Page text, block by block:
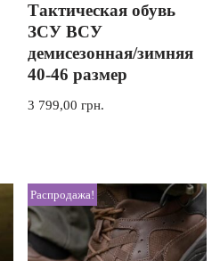
Тактическая обувь
ЗСУ ВСУ
демисезонная/зимняя
40-46 размер
3 799,00грн.
Распродажа!